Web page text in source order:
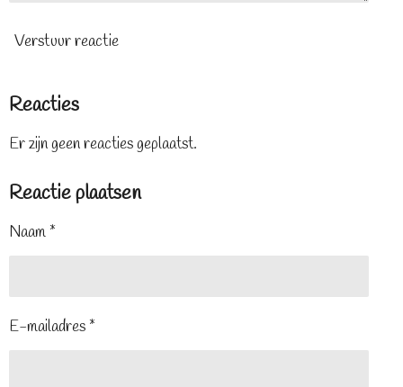
Verstuur reactie
Reacties
Er zijn geen reacties geplaatst.
Reactie plaatsen
Naam *
E-mailadres *